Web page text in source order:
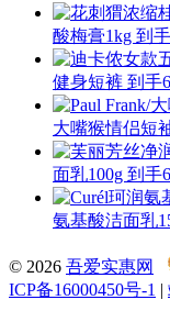
酸梅膏1kg 到
健身短裤 到手
大嘴猴情侣短
面乳100g 到手
氨基酸洁面乳
© 2026 吾爱实惠网
ICP备16000450号-1 |